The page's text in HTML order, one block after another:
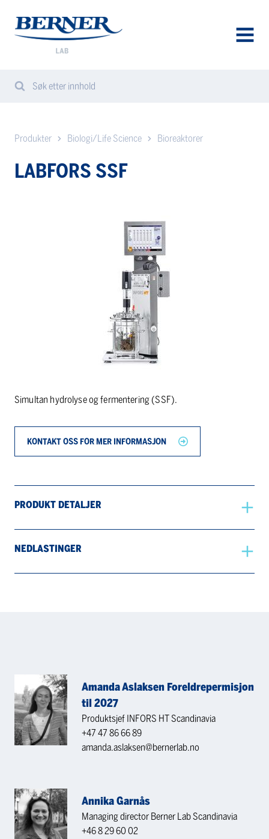
Berner
Lab
Search
Søk etter innhold
Produkter Biologi/Life Science Bioreaktorer
LABFORS SSF
Simultan hydrolyse og fermentering (SSF).
KONTAKT OSS FOR MER INFORMASJON
PRODUKT DETALJER
NEDLASTINGER
Amanda Aslaksen Foreldrepermisjon
til 2027
Produktsjef INFORS HT Scandinavia
+47 47 86 66 89
amanda.aslaksen@bernerlab.no
Annika Garnås
Managing director Berner Lab Scandinavia
+46 8 29 60 02